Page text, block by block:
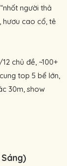
người thả
hươu cao cổ, tê
chủ đề, ~100+
top 5 bể lớn,
30m, show
Sáng)